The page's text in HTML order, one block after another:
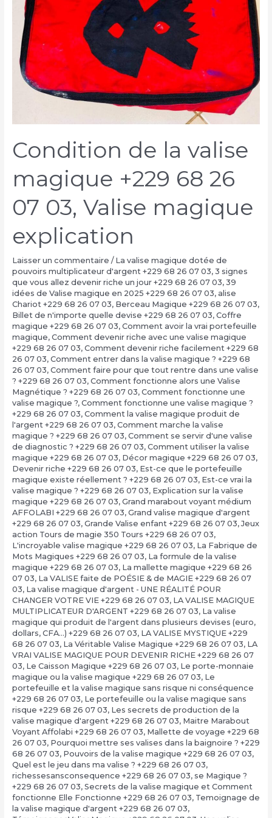
Condition de la valise
magique +229 68 26
07 03, Valise magique
explication
Laisser un commentaire / La valise magique dotée de
pouvoirs multiplicateur d'argent +229 68 26 07 03, 3 signes
que vous allez devenir riche un jour +229 68 26 07 03, 39
idées de Valise magique en 2025 +229 68 26 07 03, alise
Chariot +229 68 26 07 03, Berceau Magique +229 68 26 07 03,
Billet de n'importe quelle devise +229 68 26 07 03, Coffre
magique +229 68 26 07 03, Comment avoir la vrai portefeuille
magique, Comment devenir riche avec une valise magique
+229 68 26 07 03, Comment devenir riche facilement +229 68
26 07 03, Comment entrer dans la valise magique ? +229 68
26 07 03, Comment faire pour que tout rentre dans une valise
? +229 68 26 07 03, Comment fonctionne alors une Valise
Magnétique ? +229 68 26 07 03, Comment fonctionne une
valise magique ?, Comment fonctionne une valise magique ?
+229 68 26 07 03, Comment la valise magique produit de
l'argent +229 68 26 07 03, Comment marche la valise
magique ? +229 68 26 07 03, Comment se servir d'une valise
de diagnostic ? +229 68 26 07 03, Comment utiliser la valise
magique +229 68 26 07 03, Décor magique +229 68 26 07 03,
Devenir riche +229 68 26 07 03, Est-ce que le portefeuille
magique existe réellement ? +229 68 26 07 03, Est-ce vrai la
valise magique ? +229 68 26 07 03, Explication sur la valise
magique +229 68 26 07 03, Grand marabout voyant médium
AFFOLABI +229 68 26 07 03, Grand valise magique d'argent
+229 68 26 07 03, Grande Valise enfant +229 68 26 07 03, Jeux
action Tours de magie 350 Tours +229 68 26 07 03,
L'incroyable valise magique +229 68 26 07 03, La Fabrique de
Mots Magiques +229 68 26 07 03, La formule de la valise
magique +229 68 26 07 03, La mallette magique +229 68 26
07 03, La VALISE faite de POÉSIE & de MAGIE +229 68 26 07
03, La valise magique d'argent - UNE RÉALITÉ POUR
CHANGER VOTRE VIE +229 68 26 07 03, LA VALISE MAGIQUE
MULTIPLICATEUR D'ARGENT +229 68 26 07 03, La valise
magique qui produit de l'argent dans plusieurs devises (euro,
dollars, CFA…) +229 68 26 07 03, LA VALISE MYSTIQUE +229
68 26 07 03, La Véritable Valise Magique +229 68 26 07 03, LA
VRAI VALISE MAGIQUE POUR DEVENIR RICHE +229 68 26 07
03, Le Caisson Magique +229 68 26 07 03, Le porte-monnaie
magique ou la valise magique +229 68 26 07 03, Le
portefeuille et la valise magique sans risque ni conséquence
+229 68 26 07 03, Le portefeuille ou la valise magique sans
risque +229 68 26 07 03, Les secrets de production de la
valise magique d'argent +229 68 26 07 03, Maitre Marabout
Voyant Affolabi +229 68 26 07 03, Mallette de voyage +229 68
26 07 03, Pourquoi mettre ses valises dans la baignoire ? +229
68 26 07 03, Pouvoirs de la valise magique +229 68 26 07 03,
Quel est le jeu dans ma valise ? +229 68 26 07 03,
richessesansconsequence +229 68 26 07 03, se Magique ?
+229 68 26 07 03, Secrets de la valise magique et Comment
fonctionne Elle Fonctionne +229 68 26 07 03, Temoignage de
la valise magique d'argent +229 68 26 07 03,